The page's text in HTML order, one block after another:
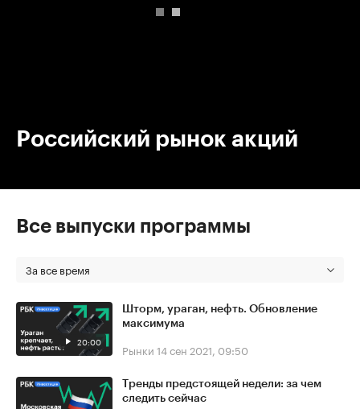
Российский рынок акций
Все выпуски программы
За все время
20:00
Шторм, ураган, нефть. Обновление
максимума
Рынки 14 сен 2021, 09:50
Тренды предстоящей недели: за чем
следить сейчас